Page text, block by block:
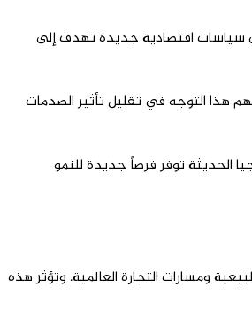
سياسات اقتصادية جديدة تهدف إلى
هذا التوجه في تقليل تأثير الصدمات
الحديثة توفر فرصاً جديدة للنمو
ومسارات التجارة العالمية. وتؤثر هذه